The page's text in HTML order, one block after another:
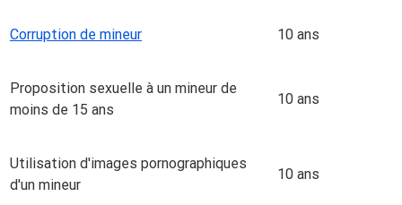
Corruption de mineur 10 ans
Proposition sexuelle à un mineur de
moins de 15 ans
10 ans
Utilisation d'images pornographiques
d'un mineur
10 ans